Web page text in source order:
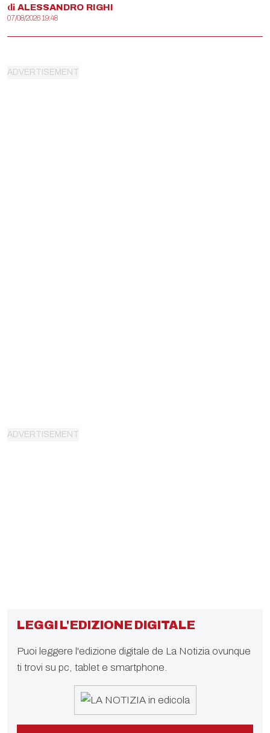
di ALESSANDRO RIGHI
07/08/2026 19:48
LEGGI L'EDIZIONE DIGITALE
Puoi leggere l'edizione digitale de La Notizia ovunque
ti trovi su pc, tablet e smartphone.